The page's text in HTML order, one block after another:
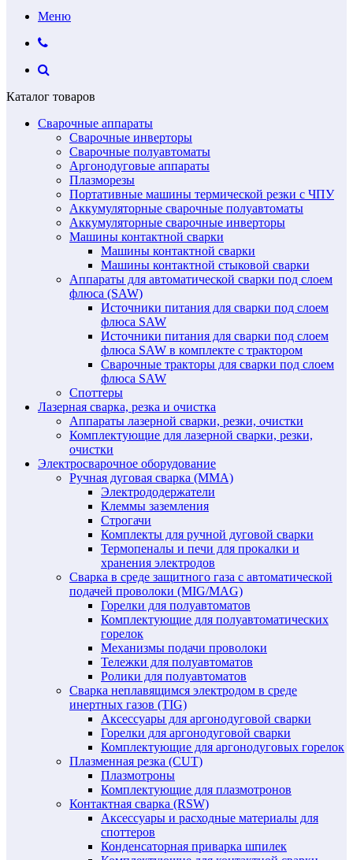
Меню
Каталог товаров
Сварочные аппараты
Сварочные инверторы
Сварочные полуавтоматы
Аргонодуговые аппараты
Плазморезы
Портативные машины термической резки с ЧПУ
Аккумуляторные сварочные полуавтоматы
Аккумуляторные сварочные инверторы
Машины контактной сварки
Машины контактной сварки
Машины контактной стыковой сварки
Аппараты для автоматической сварки под слоем
флюса (SAW)
Источники питания для сварки под слоем
флюса SAW
Источники питания для сварки под слоем
флюса SAW в комплекте с трактором
Сварочные тракторы для сварки под слоем
флюса SAW
Споттеры
Лазерная сварка, резка и очистка
Аппараты лазерной сварки, резки, очистки
Комплектующие для лазерной сварки, резки,
очистки
Электросварочное оборудование
Ручная дуговая сварка (MMA)
Электрододержатели
Клеммы заземления
Строгачи
Комплекты для ручной дуговой сварки
Термопеналы и печи для прокалки и
хранения электродов
Сварка в среде защитного газа с автоматической
подачей проволоки (MIG/MAG)
Горелки для полуавтоматов
Комплектующие для полуавтоматических
горелок
Механизмы подачи проволоки
Тележки для полуавтоматов
Ролики для полуавтоматов
Сварка неплавящимся электродом в среде
инертных газов (TIG)
Аксессуары для аргонодуговой сварки
Горелки для аргонодуговой сварки
Комплектующие для аргонодуговых горелок
Плазменная резка (CUT)
Плазмотроны
Комплектующие для плазмотронов
Контактная сварка (RSW)
Аксессуары и расходные материалы для
споттеров
Конденсаторная приварка шпилек